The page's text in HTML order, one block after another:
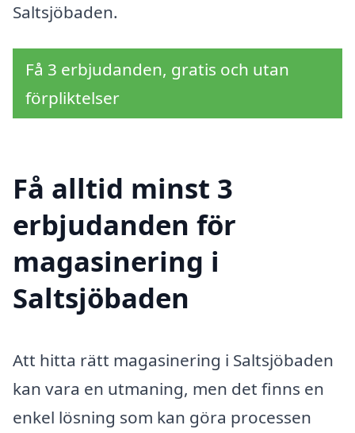
Saltsjöbaden.
Få 3 erbjudanden, gratis och utan
förpliktelser
Få alltid minst 3
erbjudanden för
magasinering i
Saltsjöbaden
Att hitta rätt magasinering i Saltsjöbaden
kan vara en utmaning, men det finns en
enkel lösning som kan göra processen